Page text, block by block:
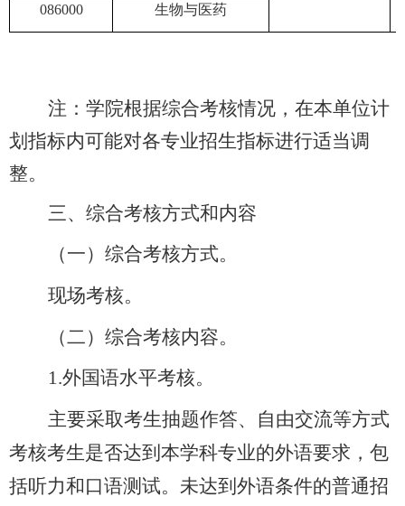
086000
生物与医药
注：学院根据综合考核情况，在本单位计
划指标内可能对各专业招生指标进行适当调
整。
三、综合考核方式和内容
（一）综合考核方式。
现场考核。
（二） 综合考核内容。
1.外国语水平考核。
主要采取考生抽题作答、自由交流等方式
考核考生是否达到本学科专业的外语要求，包
括听力和口语测试。未达到外语条件的普通招